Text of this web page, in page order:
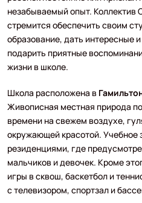
незабываемый опыт. Коллектив
стремится обеспечить своим
образование, дать интересные
подарить приятные
жизни в школе.
Школа расположена в
Живописная местная природа
времени на свежем воздухе,
окружающей красотой. Учебное
резиденциями, где
мальчиков и девочек. Кроме
игры в сквош, баскетбол и
с телевизором, спортзал и